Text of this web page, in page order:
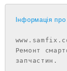
Інформація
Ремонт
запчастин.